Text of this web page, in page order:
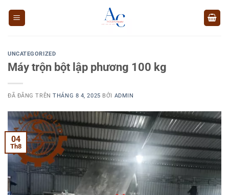
UNCATEGORIZED
Máy trộn bột lập phương 100 kg
ĐÃ ĐĂNG TRÊNTHÁNG 8 4, 2025 BỞI ADMIN
04
Th8